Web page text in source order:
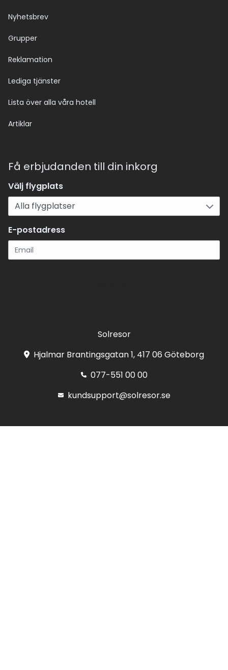
Nyhetsbrev
Grupper
Reklamation
Lediga tjänster
Lista över alla våra hotell
Artiklar
Få erbjudanden till din inkorg
Välj flygplats
E-postadress
Solresor
Hjalmar Brantingsgatan 1, 417 06 Göteborg
077-551 00 00
kundsupport@solresor.se